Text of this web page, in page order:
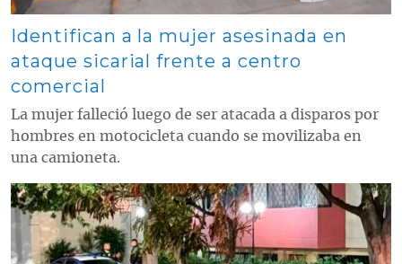
Identifican a la mujer asesinada en
ataque sicarial frente a centro
comercial
La mujer falleció luego de ser atacada a disparos por
hombres en motocicleta cuando se movilizaba en
una camioneta.
Contenido multimedia principal